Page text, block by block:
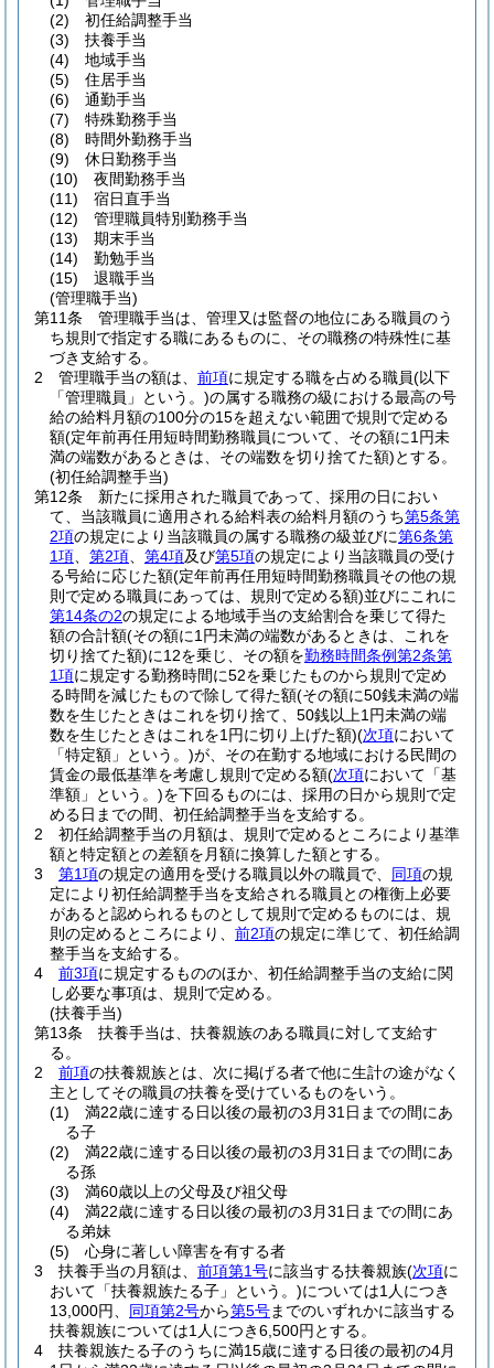
(2)
初任給調整手当
(3)
扶養手当
(4)
地域手当
(5)
住居手当
(6)
通勤手当
(7)
特殊勤務手当
(8)
時間外勤務手当
(9)
休日勤務手当
(10)
夜間勤務手当
(11)
宿日直手当
(12)
管理職員特別勤務手当
(13)
期末手当
(14)
勤勉手当
(15)
退職手当
(管理職手当)
第11条
管理職手当は、管理又は監督の地位にある職員のう
ち規則で指定する職にあるものに、その職務の特殊性に基
づき支給する。
2
管理職手当の額は、 前項に規定する職を占める職員(以下
「管理職員」という。)の属する職務の級における最高の号
給の給料月額の100分の15を超えない範囲で規則で定める
額(定年前再任用短時間勤務職員について、その額に1円未
満の端数があるときは、その端数を切り捨てた額)とする。
(初任給調整手当)
第12条
新たに採用された職員であって、採用の日におい
て、当該職員に適用される給料表の給料月額のうち第5条第
2項の規定により当該職員の属する職務の級並びに第6条第
1項
第2項 第4項及び第5項の規定により当該職員の受け
る号給に応じた額(定年前再任用短時間勤務職員その他の規
則で定める職員にあっては、規則で定める額)並びにこれに
第14条の2の規定による地域手当の支給割合を乗じて得た
額の合計額(その額に1円未満の端数があるときは、これを
切り捨てた額)に12を乗じ、その額を勤務時間条例第2条第
1項に規定する勤務時間に52を乗じたものから規則で定め
る時間を減じたもので除して得た額(その額に50銭未満の端
数を生じたときはこれを切り捨て、50銭以上1円未満の端
数を生じたときはこれを1円に切り上げた額)(次項において
「特定額」という。)が、その在勤する地域における民間の
賃金の最低基準を考慮し規則で定める額(次項において「基
準額」という。)を下回るものには、採用の日から規則で定
める日までの間、初任給調整手当を支給する。
2
初任給調整手当の月額は、規則で定めるところにより基準
額と特定額との差額を月額に換算した額とする。
3
第1項の規定の適用を受ける職員以外の職員で、 同項の規
定により初任給調整手当を支給される職員との権衡上必要
があると認められるものとして規則で定めるものには、規
則の定めるところにより、 前2項の規定に準じて、初任給調
整手当を支給する。
4
前3項に規定するもののほか、初任給調整手当の支給に関
し必要な事項は、規則で定める。
(扶養手当)
第13条
扶養手当は、扶養親族のある職員に対して支給す
る。
2
前項の扶養親族とは、次に掲げる者で他に生計の途がなく
主としてその職員の扶養を受けているものをいう。
(1)
満22歳に達する日以後の最初の3月31日までの間にあ
る子
(2)
満22歳に達する日以後の最初の3月31日までの間にあ
る孫
(3)
満60歳以上の父母及び祖父母
(4)
満22歳に達する日以後の最初の3月31日までの間にあ
る弟妹
(5)
心身に著しい障害を有する者
3
扶養手当の月額は、 前項第1号に該当する扶養親族(次項に
おいて「扶養親族たる子」という。)については1人につき
13,000円、 同項第2号から第5号までのいずれかに該当する
扶養親族については1人につき6,500円とする。
4
扶養親族たる子のうちに満15歳に達する日後の最初の4月